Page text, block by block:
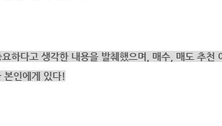
하다고 생각한 내용을 발췌했으며, 매수, 매도 추천
본인에게 있다!